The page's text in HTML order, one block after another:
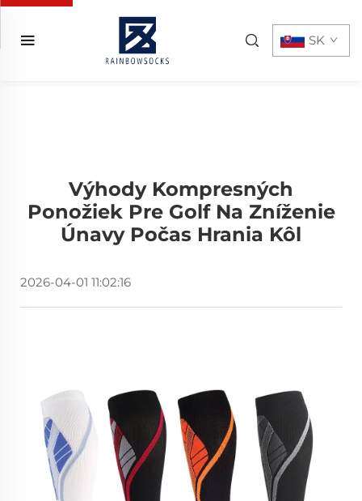
SK
Výhody Kompresných
Ponožiek Pre Golf Na Zníženie
Únavy Počas Hrania Kôl
2026-04-01 11:02:16